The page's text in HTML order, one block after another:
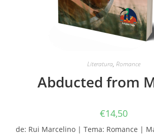
Literatura, Romance
Abducted from
€14,50
de: Rui Marcelino | Tema: Romance |